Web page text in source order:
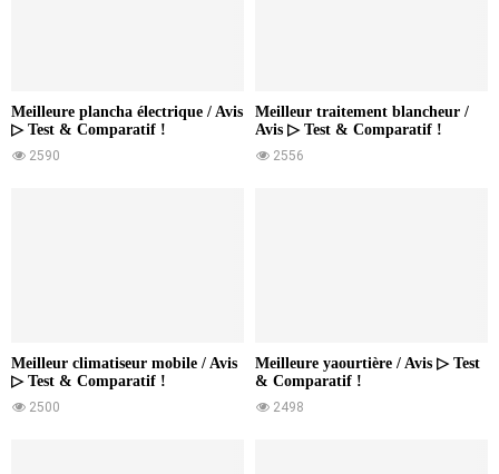
Meilleure plancha électrique / Avis
▷ Test & Comparatif !
2590
Meilleur traitement blancheur /
Avis ▷ Test & Comparatif !
2556
Meilleur climatiseur mobile / Avis
▷ Test & Comparatif !
2500
Meilleure yaourtière / Avis ▷ Test
& Comparatif !
2498